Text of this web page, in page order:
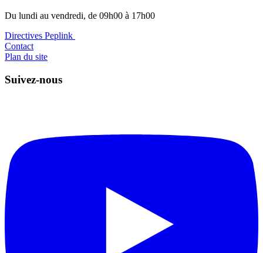
Du lundi au vendredi, de 09h00 à 17h00
Directives Peplink ️
Contact
Plan du site
Suivez-nous